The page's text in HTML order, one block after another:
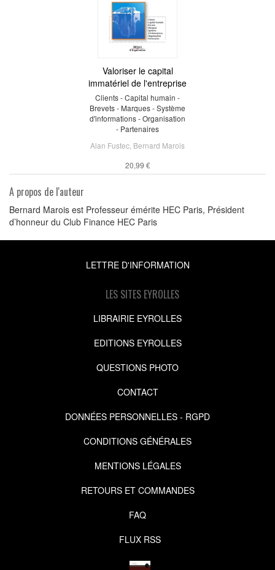
Valoriser le capital
immatériel de l'entreprise
Clients - Capital humain -
Brevets - Marques - Système
d'informations - Organisation
- Partenaires
Alan Fustec Bernard Marois
20,99 €
A propos de l'auteur
Bernard Marois est Professeur émérite HEC Paris, Président
d’honneur du Club Finance HEC Paris
LETTRE D'INFORMATION
LES SITES EYROLLES
LIBRAIRIE EYROLLES
EDITIONS EYROLLES
QUESTIONS PHOTO
CONTACT
DONNÉES PERSONNELLES - RGPD
CONDITIONS GÉNÉRALES
MENTIONS LÉGALES
RETOURS ET COMMANDES
FAQ
FLUX RSS